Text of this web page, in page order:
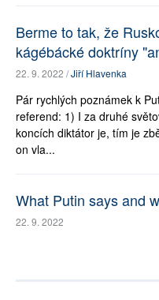
Berme to tak, že
kágébácké doktríny
22. 9. 2022 /Jiří Hlavenka
Pár rychlých poznámek k
referend: 1) I za druhé
koncích diktátor je, tím je
on vla...
What Putin says and
22. 9. 2022